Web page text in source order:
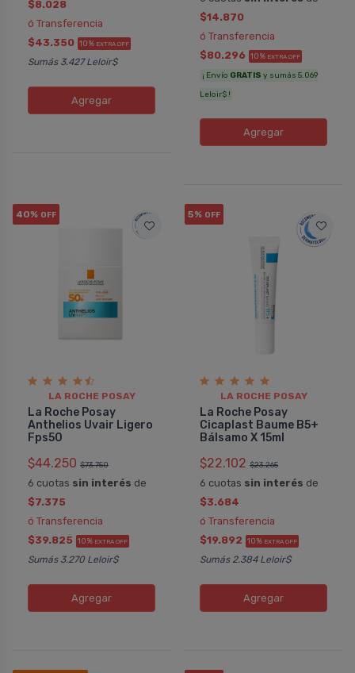
$8.028
ó Transferencia
$43.350 10% EXTRA OFF
Sumás 3.427 Leloir$
Agregar
$14.870
ó Transferencia
$80.296 10% EXTRA OFF
¡ Envío GRATIS y sumás 5.069
Leloir$ !
Agregar
40% OFF
LA ROCHE POSAY
La Roche Posay
Anthelios Uvair Ligero
Fps50
$44.250 $73.750
6 cuotas sin interés de
$7.375
ó Transferencia
$39.825 10% EXTRA OFF
Sumás 3.270 Leloir$
Agregar
5% OFF
LA ROCHE POSAY
La Roche Posay
Cicaplast Baume B5+
Bálsamo X 15ml
$22.102 $23.265
6 cuotas sin interés de
$3.684
ó Transferencia
$19.892 10% EXTRA OFF
Sumás 2.384 Leloir$
Agregar